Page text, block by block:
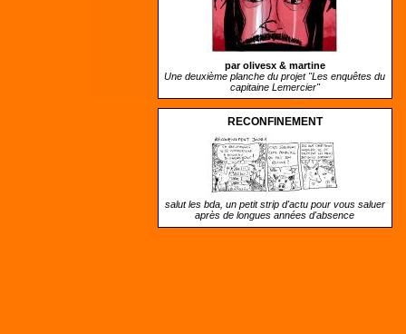
par olivesx & martine
Une deuxième planche du projet "Les enquêtes du
capitaine Lemercier"
RECONFINEMENT
salut les bda, un petit strip d'actu pour vous saluer
après de longues années d'absence